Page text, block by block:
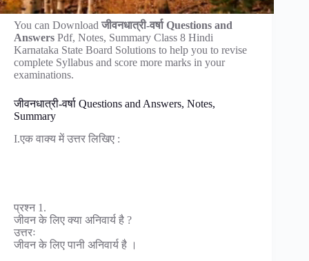
You can Download जीवनधात्री-वर्षा Questions and
Answers Pdf, Notes, Summary Class 8 Hindi
Karnataka State Board Solutions to help you to revise
complete Syllabus and score more marks in your
examinations.
जीवनधात्री-वर्षा Questions and Answers, Notes,
Summary
I.एक वाक्य में उत्तर लिखिए :
प्रश्न 1.
जीवन के लिए क्या अनिवार्य है ?
उत्तरः
जीवन के लिए पानी अनिवार्य है ।